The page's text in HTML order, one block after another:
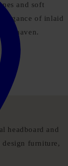
and soft
of inlaid
haven.